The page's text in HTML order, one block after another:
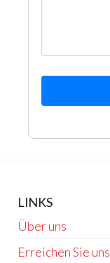
LINKS
Über uns
Erreichen Sie uns